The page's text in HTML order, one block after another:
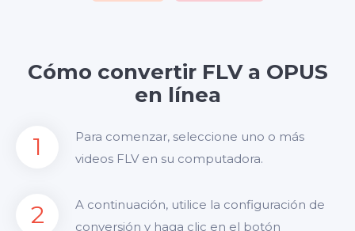
Cómo convertir FLV a OPUS
en línea
1
Para comenzar, seleccione uno o más
videos FLV en su computadora.
2
A continuación, utilice la configuración de
conversión y haga clic en el botón